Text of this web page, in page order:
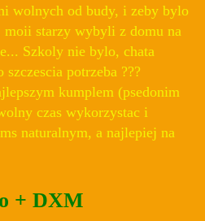
wolnych od budy, i zeby bylo
moii starzy wybyli z domu na
Szkoly nie bylo, chata
potrzeba ???
kumplem (psedonim
czas wykorzystac i
naturalnym, a najlepiej na
+ DXM